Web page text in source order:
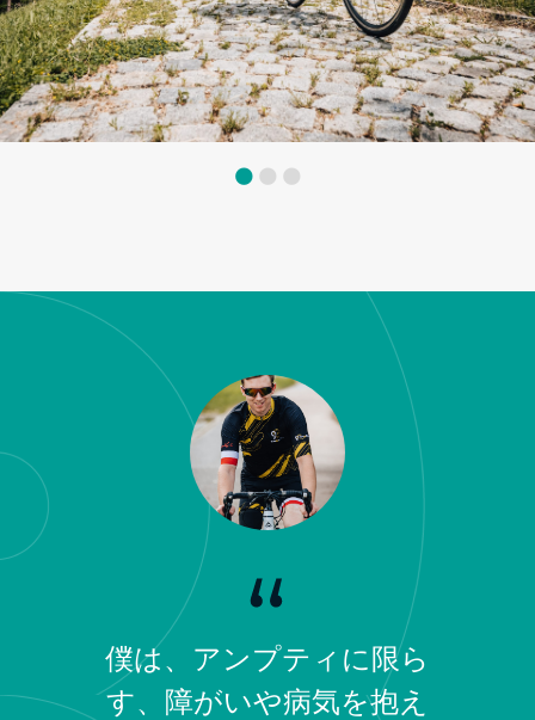
僕は、アンプティに限ら
す、障がいや病気を抱え